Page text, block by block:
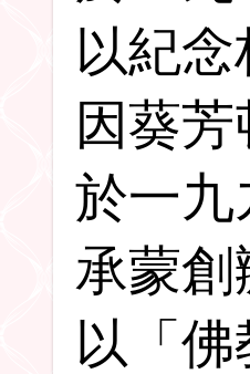
以紀念
因葵芳
於一九
承蒙創
以「